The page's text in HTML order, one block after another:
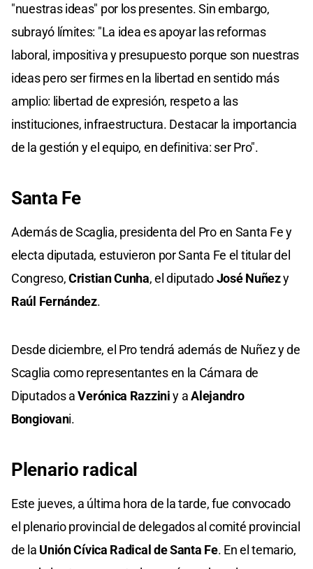
"nuestras ideas" por los presentes. Sin embargo,
subrayó límites: "La idea es apoyar las reformas
laboral, impositiva y presupuesto porque son nuestras
ideas pero ser firmes en la libertad en sentido más
amplio: libertad de expresión, respeto a las
instituciones, infraestructura. Destacar la importancia
de la gestión y el equipo, en definitiva: ser Pro".
Santa Fe
Además de Scaglia, presidenta del Pro en Santa Fe y
electa diputada, estuvieron por Santa Fe el titular del
Congreso,Cristian Cunha, el diputadoJosé Nuñezy
Raúl Fernández.
Desde diciembre, el Pro tendrá además de Nuñez y de
Scaglia como representantes en la Cámara de
Diputados aVerónica Razziniy aAlejandro
Bongiovani.
Plenario radical
Este jueves, a última hora de la tarde, fue convocado
el plenario provincial de delegados al comité provincial
de la Unión Cívica Radical de Santa Fe. En el temario,